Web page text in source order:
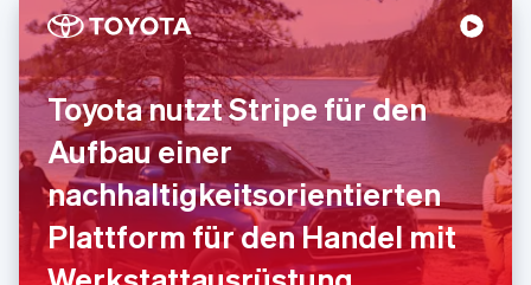
Toyota nutzt Stripe für den
Aufbau einer
nachhaltigkeitsorientierten
Plattform für den Handel mit
Kanada
EnglishFrançais
Kroatien
EnglishItaliano
Lettland
English
Liechtenstein
DeutschEnglish
Litauen
English
Luxemburg
FrançaisDeutschEnglish